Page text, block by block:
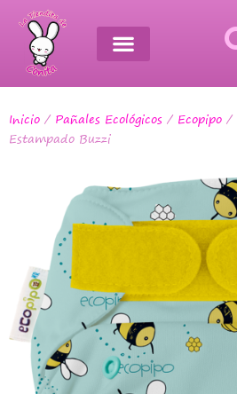
Inicio / Pañales Ecológicos / Ecopipo /
Estampado Buzzi